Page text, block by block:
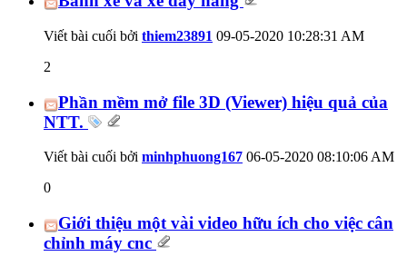
Viết bài cuối bởi thiem23891 09-05-2020 10:28:31 AM
2
Phần mềm mở file 3D (Viewer) hiệu quả của
NTT.
Viết bài cuối bởi minhphuong167 06-05-2020 08:10:06 AM
0
Giới thiệu một vài video hữu ích cho việc cân
chỉnh máy cnc